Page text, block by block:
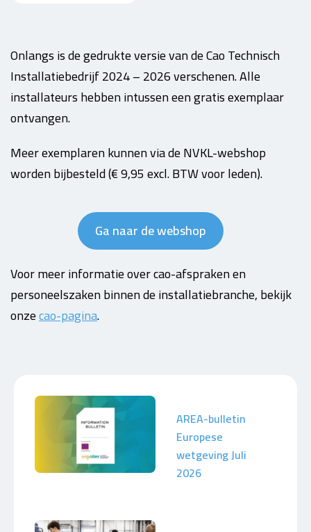
Onlangs is de gedrukte versie van de Cao Technisch
Installatiebedrijf 2024 – 2026 verschenen. Alle
installateurs hebben intussen een gratis exemplaar
ontvangen.
Meer exemplaren kunnen via de NVKL-webshop
worden bijbesteld (€ 9,95 excl. BTW voor leden).
Ga naar de webshop
Voor meer informatie over cao-afspraken en
personeelszaken binnen de installatiebranche, bekijk
onzecao-pagina.
AREA-bulletin
Europese
wetgeving Juli
2026